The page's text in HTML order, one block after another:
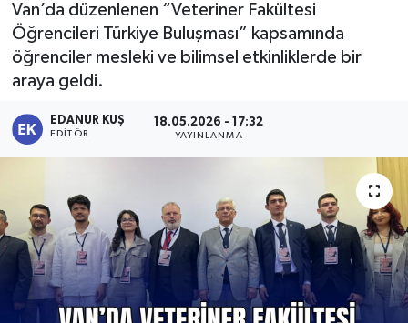
Van’da düzenlenen “Veteriner Fakültesi
Öğrencileri Türkiye Buluşması” kapsamında
öğrenciler mesleki ve bilimsel etkinliklerde bir
araya geldi.
EDANUR KUŞ
EDITÖR
18.05.2026 - 17:32
YAYINLANMA